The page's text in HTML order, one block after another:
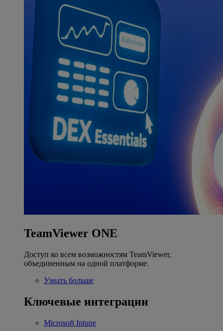
TeamViewer ONE
Доступ ко всем возможностям TeamViewer,
объединенным на одной платформе.
Узнать больше
Ключевые интеграции
Microsoft Intune